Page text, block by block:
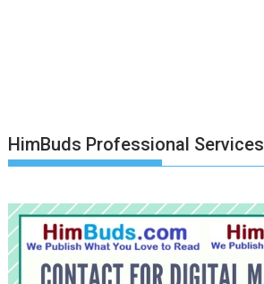
HimBuds Professional Services